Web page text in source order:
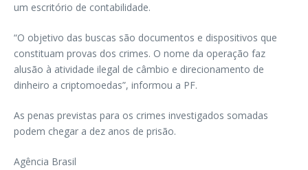
um escritório de contabilidade.
“O objetivo das buscas são documentos e dispositivos que
constituam provas dos crimes. O nome da operação faz
alusão à atividade ilegal de câmbio e direcionamento de
dinheiro a criptomoedas”, informou a PF.
As penas previstas para os crimes investigados somadas
podem chegar a dez anos de prisão.
Agência Brasil